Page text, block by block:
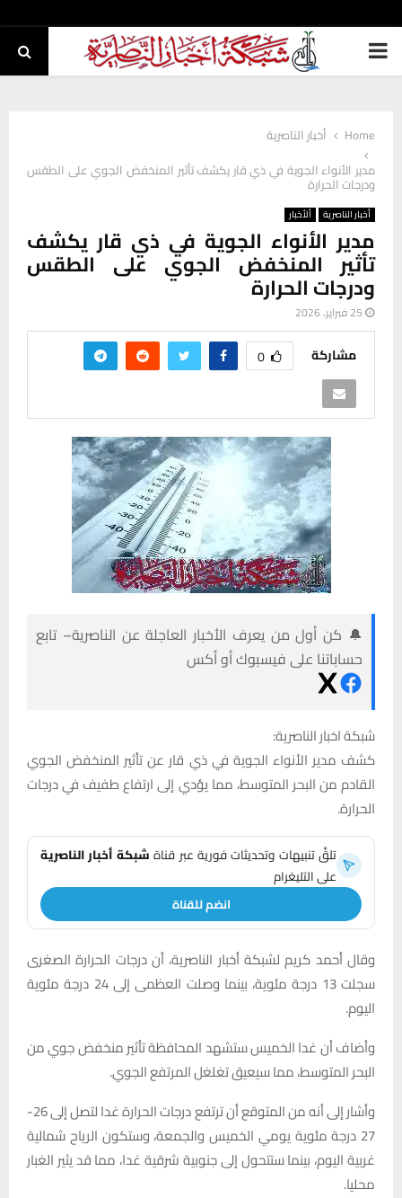
PRIMARY
Home
أخبار الناصرية
مدير الأنواء الجوية في ذي قار يكشف تأثير المنخفض الجوي على الطقس
ودرجات الحرارة
أخبار الناصرية ألأخبار
مدير الأنواء الجوية في ذي قار يكشف
تأثير المنخفض الجوي على الطقس
ودرجات الحرارة
25 فبراير، 2026
مشاركة 0
🔔 كن أول من يعرف الأخبار العاجلة عن الناصرية– تابع
حساباتنا على فيسبوك أو أكس
شبكة اخبار الناصرية:
كشف مدير الأنواء الجوية في ذي قار عن تأثير المنخفض الجوي
القادم من البحر المتوسط، مما يؤدي إلى ارتفاع طفيف في درجات
الحرارة.
تلقَّ تنبيهات وتحديثات فورية عبر قناةشبكة أخبار الناصرية
على التليغرام
انضم للقناة
وقال أحمد كريم لشبكة أخبار الناصرية، أن درجات الحرارة الصغرى
سجلت 13 درجة مئوية، بينما وصلت العظمى إلى 24 درجة مئوية
اليوم.
وأضاف أن غدا الخميس ستشهد المحافظة تأثير منخفض جوي من
البحر المتوسط، مما سيعيق تغلغل المرتفع الجوي.
وأشار إلى أنه من المتوقع أن ترتفع درجات الحرارة غدا لتصل إلى 26-
27 درجة مئوية يومي الخميس والجمعة، وستكون الرياح شمالية
غربية اليوم، بينما ستتحول إلى جنوبية شرقية غدا، مما قد يثير الغبار
محليا.